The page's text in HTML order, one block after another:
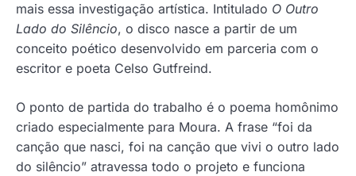
mais essa investigação artística. Intitulado O Outro
Lado do Silêncio, o disco nasce a partir de um
conceito poético desenvolvido em parceria com o
escritor e poeta Celso Gutfreind.
O ponto de partida do trabalho é o poema homônimo
criado especialmente para Moura. A frase “foi da
canção que nasci, foi na canção que vivi o outro lado
do silêncio” atravessa todo o projeto e funciona